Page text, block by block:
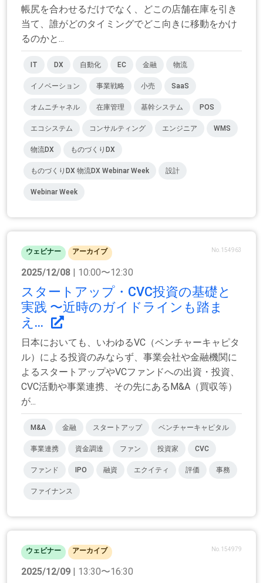
帳尻を合わせるだけでなく、どこの店舗在庫を引き
当て、誰がどのタイミングでどこ向きに移動をかけ
るのかと...
IT DX 自動化 EC 金融 物流
イノベーション 事業戦略 小売 SaaS
オムニチャネル 在庫管理 基幹システム POS
エコシステム コンサルティング エンジニア WMS
物流DX ものづくりDX
ものづくりDX 物流DX Webinar Week 設計
Webinar Week
ウェビナー アーカイブ No.154963
2025/12/08 | 10:00〜12:30
スタートアップ・CVC投資の基礎と
実践 〜近時のガイドラインも踏ま
え...
日本においても、いわゆるVC（ベンチャーキャピタ
ル）による投資のみならず、事業会社や金融機関に
よるスタートアップやVCファンドへの出資・投資、
CVC活動や事業連携、その先にあるM&A（買収等）
が...
M&A 金融 スタートアップ ベンチャーキャピタル
事業連携 資金調達 ファン 投資家 CVC
ファンド IPO 融資 エクイティ 評価 事務
ファイナンス
ウェビナー アーカイブ No.154979
2025/12/09 | 13:30〜16:30